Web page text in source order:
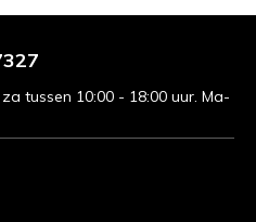
tussen 10:00 - 18:00 uur. Ma-